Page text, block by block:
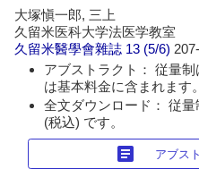
大塚愼一郎, 三上
久留米医科大学法医学教室
久留米醫學會雜誌 13 (5/6)
アブストラクト： 従量
は基本料金に含まれます。
全文ダウンロード： 従
(税込) です。
article アブス